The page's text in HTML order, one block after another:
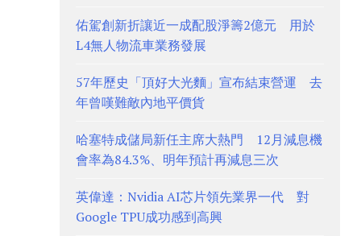
佑駕創新折讓近一成配股淨籌2億元 用於
L4無人物流車業務發展
57年歷史「頂好大光麵」宣布結束營運 去
年曾嘆難敵內地平價貨
哈塞特成儲局新任主席大熱門 12月減息機
會率為84.3%、明年預計再減息三次
英偉達：Nvidia AI芯片領先業界一代 對
Google TPU成功感到高興